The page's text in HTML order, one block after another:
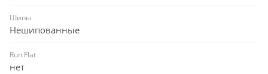
Шипы
Нешипованные
Run Flat
нет